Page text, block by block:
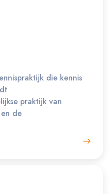
die kennis
praktijk van
de